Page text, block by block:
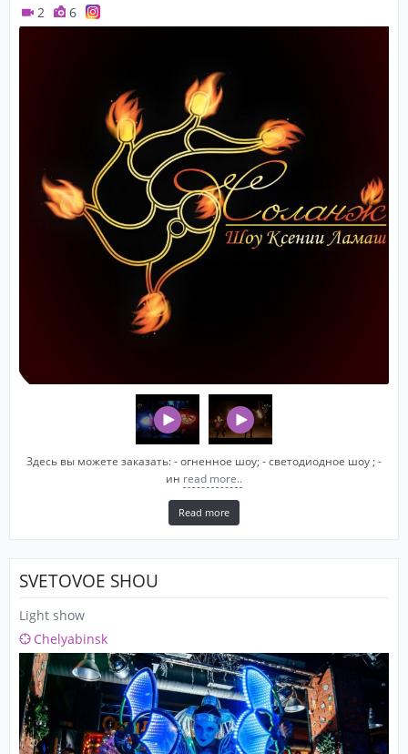
2
6
Здесь вы можете заказать: - огненное шоу; - светодиодное шоу ; -
ин read more..
Read more
SVETOVOE SHOU
Light show
Chelyabinsk